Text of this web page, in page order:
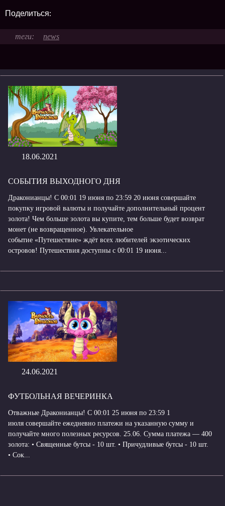
Поделиться:
news
18.06.2021
СОБЫТИЯ ВЫХОДНОГО ДНЯ
Драконианцы! С 00:01 19 июня по 23:59 20 июня совершайте
покупку игровой валюты и получайте дополнительный процент
золота! Чем больше золота вы купите, тем больше будет возврат
монет (не возвращенное). Увлекательное
событие «Путешествие» ждёт всех любителей экзотических
островов! Путешествия доступны с 00:01 19 июня...
24.06.2021
ФУТБОЛЬНАЯ ВЕЧЕРИНКА
Отважные Драконианцы! С 00:01 25 июня по 23:59 1
июля совершайте ежедневно платежи на указанную сумму и
получайте много полезных ресурсов. 25.06. Сумма платежа — 400
золота: • Священные бутсы - 10 шт. • Причудливые бутсы - 10 шт.
• Сок...